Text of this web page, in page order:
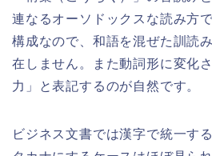
連なるオーソドックスな読み方
構成なので、和語を混ぜた訓読
在しません。また動詞形に変化
力」と表記するのが自然です。
ビジネス文書では漢字で統一す